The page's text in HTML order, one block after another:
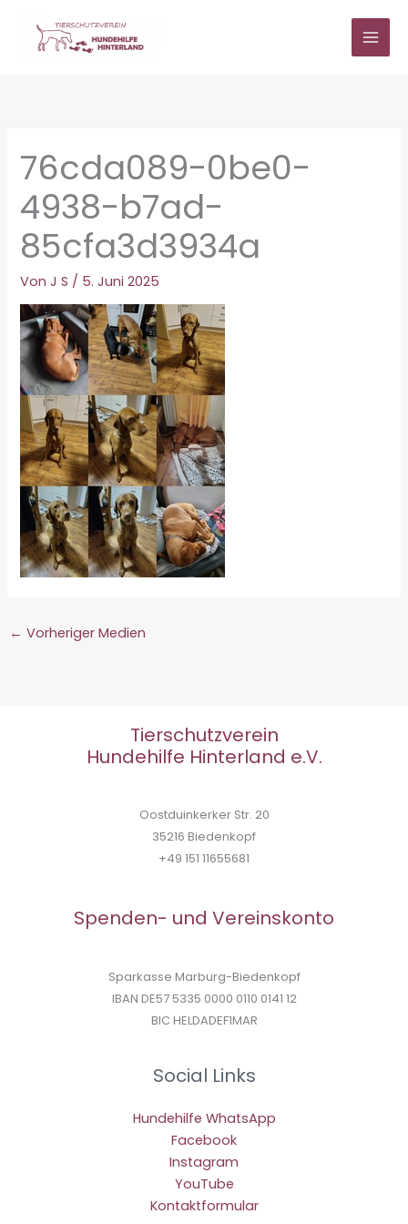
springen
76cda089-0be0-
4938-b7ad-
85cfa3d3934a
VonJ S / 5. Juni 2025
← Vorheriger Medien
Tierschutzverein
Hundehilfe Hinterland e.V.
Oostduinkerker Str. 20
35216 Biedenkopf
+49 151 11655681
Spenden- und Vereinskonto
Sparkasse Marburg-Biedenkopf
IBAN DE57 5335 0000 0110 0141 12
BIC HELDADEF1MAR
Social Links
Hundehilfe WhatsApp
Facebook
Instagram
YouTube
Kontaktformular